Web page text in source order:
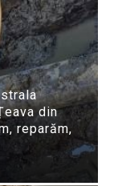
din
reparăm,